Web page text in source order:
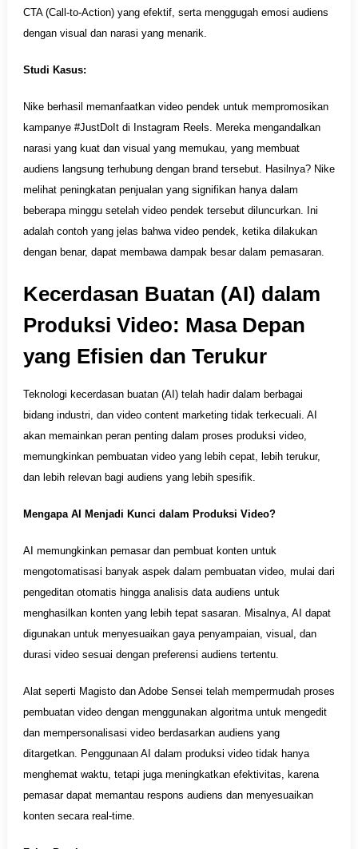
CTA (Call-to-Action) yang efektif, serta menggugah emosi audiens
dengan visual dan narasi yang menarik.
Studi Kasus:
Nike berhasil memanfaatkan video pendek untuk mempromosikan
kampanye #JustDoIt di Instagram Reels. Mereka mengandalkan
narasi yang kuat dan visual yang memukau, yang membuat
audiens langsung terhubung dengan brand tersebut. Hasilnya? Nike
melihat peningkatan penjualan yang signifikan hanya dalam
beberapa minggu setelah video pendek tersebut diluncurkan. Ini
adalah contoh yang jelas bahwa video pendek, ketika dilakukan
dengan benar, dapat membawa dampak besar dalam pemasaran.
Kecerdasan Buatan (AI) dalam
Produksi Video: Masa Depan
yang Efisien dan Terukur
Teknologi kecerdasan buatan (AI) telah hadir dalam berbagai
bidang industri, dan video content marketing tidak terkecuali. AI
akan memainkan peran penting dalam proses produksi video,
memungkinkan pembuatan video yang lebih cepat, lebih terukur,
dan lebih relevan bagi audiens yang lebih spesifik.
Mengapa AI Menjadi Kunci dalam Produksi Video?
AI memungkinkan pemasar dan pembuat konten untuk
mengotomatisasi banyak aspek dalam pembuatan video, mulai dari
pengeditan otomatis hingga analisis data audiens untuk
menghasilkan konten yang lebih tepat sasaran. Misalnya, AI dapat
digunakan untuk menyesuaikan gaya penyampaian, visual, dan
durasi video sesuai dengan preferensi audiens tertentu.
Alat seperti Magisto dan Adobe Sensei telah mempermudah proses
pembuatan video dengan menggunakan algoritma untuk mengedit
dan mempersonalisasi video berdasarkan audiens yang
ditargetkan. Penggunaan AI dalam produksi video tidak hanya
menghemat waktu, tetapi juga meningkatkan efektivitas, karena
pemasar dapat memantau respons audiens dan menyesuaikan
konten secara real-time.